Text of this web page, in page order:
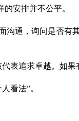
安排并不公平。
沟通，询问是否有
表追求卓越。如
看法”。